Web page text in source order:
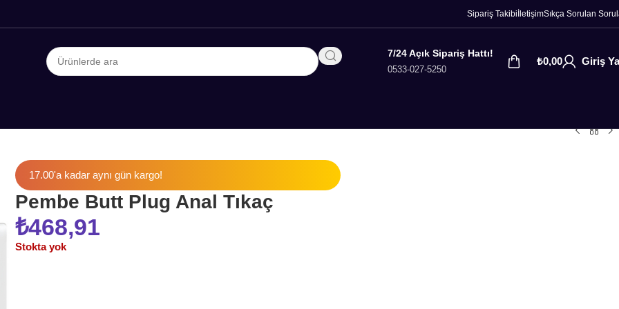
Sipariş Takibi İletişimSıkça Sorulan
7/24 Açık Sipariş Hattı!
0533-027-5250
₺0,00 Giriş
17.00'a kadar aynı gün kargo!
Pembe Butt Plug Anal Tıkaç
₺468,91
Stokta yok